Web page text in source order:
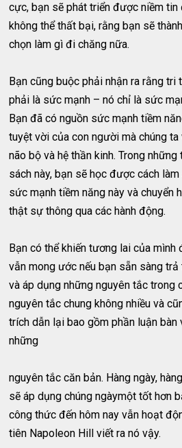
cực, bạn sẽ phát triển được niềm tin
không thể thất bại, rằng bạn sẽ
chọn làm gì đi chăng nữa.
Bạn cũng buộc phải nhận ra rằng
phải là sức mạnh – nó chỉ là sức
Bạn đã có nguồn sức mạnh tiềm
tuyệt vời của con người mà chúng
não bộ và hệ thần kinh. Trong
sách này, bạn sẽ học được cách
sức mạnh tiềm năng này và chuyển
thật sự thông qua các hành động.
Bạn có thể khiến tương lai của mình
vẫn mong ước nếu bạn sẵn sàng
và áp dụng những nguyên tắc trong
nguyên tắc chung không nhiều và
trích dẫn lại bao gồm phần luận
những
nguyên tắc căn bản. Hàng ngày,
sẽ áp dụng chúng ngàymột tốt hơn
công thức đến hôm nay vẫn hoạt
tiên Napoleon Hill viết ra nó vậy.